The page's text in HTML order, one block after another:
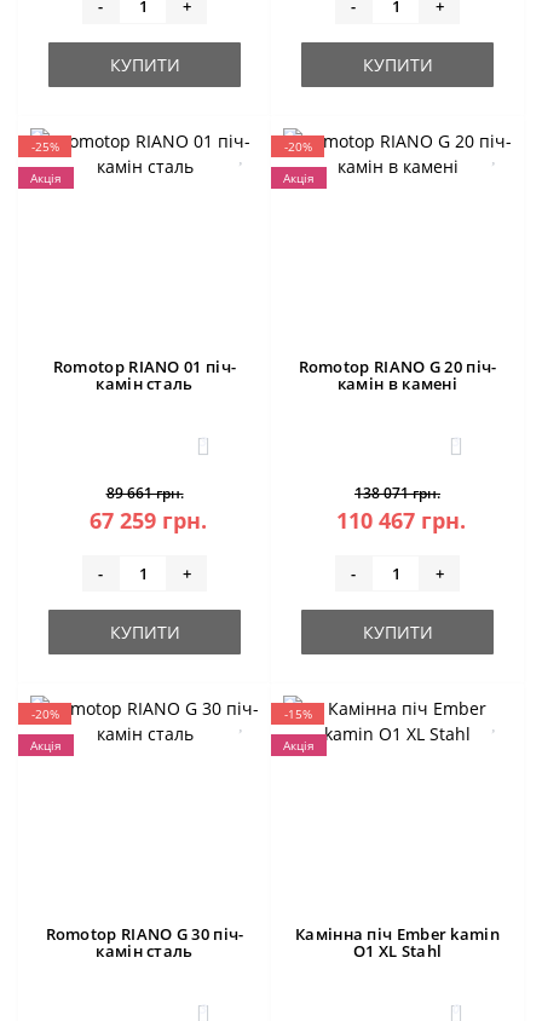
- +
КУПИТИ
- +
КУПИТИ
-25%
Акція
Romotop RIANO 01 піч-
камін сталь
3
89 661 грн.
67 259 грн.
- +
КУПИТИ
-20%
Акція
Romotop RIANO G 20 піч-
камін в камені
3
138 071 грн.
110 467 грн.
- +
КУПИТИ
-20%
Акція
Romotop RIANO G 30 піч-
камін сталь
3
-15%
Акція
Камінна піч Ember kamin
O1 XL Stahl
0